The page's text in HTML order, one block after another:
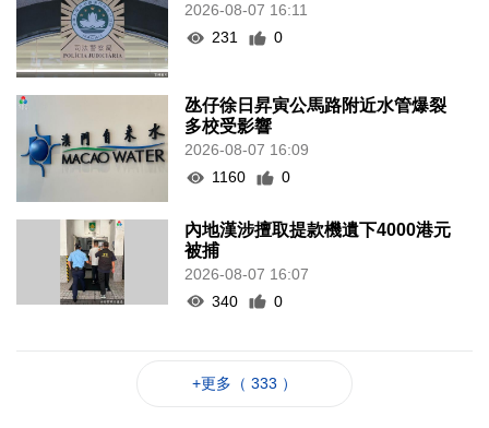
2026-08-07 16:11
231
0
氹仔徐日昇寅公馬路附近水管爆裂
多校受影響
2026-08-07 16:09
1160
0
內地漢涉擅取提款機遺下4000港元
被捕
2026-08-07 16:07
340
0
+更多（ 333 ）